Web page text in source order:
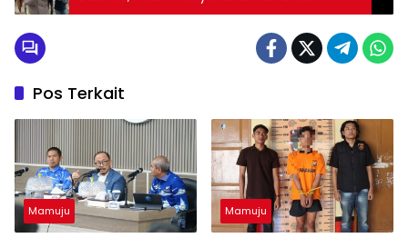
Pos Terkait
Mamuju Mamuju